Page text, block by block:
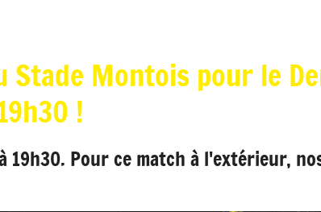
Montois pour le
!
19h30. Pour ce match à l'extérieur,